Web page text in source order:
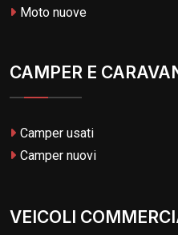
Moto nuove
CAMPER E
Camper usati
Camper nuovi
VEICOLI